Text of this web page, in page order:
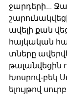
ջարդերի...
ավելի քան
հայկական
տները
թալանվեցին
Խոսրով-բեկ
ելույթով